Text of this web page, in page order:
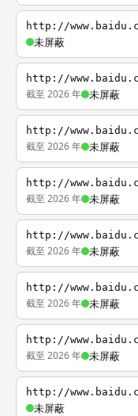
http://
未屏蔽
http://
截至 2026 年 未屏蔽
http://
截至 2026 年 未屏蔽
http://
截至 2026 年 未屏蔽
http://
截至 2026 年 未屏蔽
http://
截至 2026 年 未屏蔽
http://
截至 2026 年 未屏蔽
http://
未屏蔽